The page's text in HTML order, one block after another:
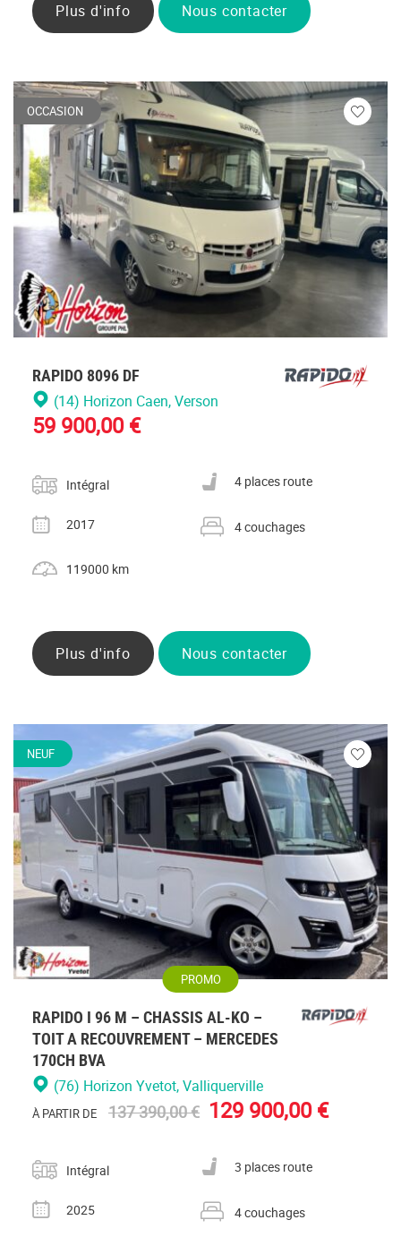
Plus d'info Nous contacter
OCCASION
Veuillez
RAPIDO 8096 DF
(14) Horizon Caen, Verson
59 900,00 €
Catégorie
Intégral
Nombre de places carte grise
4 places route
Année
2017
Nombre de couchages
4 couchages
119000 km
Plus d'info Nous contacter
NEUF
Veuillez
vous
PROMO
RAPIDO I 96 M – CHASSIS AL-KO –
TOIT A RECOUVREMENT – MERCEDES
170CH BVA
(76) Horizon Yvetot, Valliquerville
À PARTIR DE 137 390,00 € 129 900,00 €
Catégorie
Intégral
Nombre de places carte grise
3 places route
Année
2025
Nombre de couchages
4 couchages